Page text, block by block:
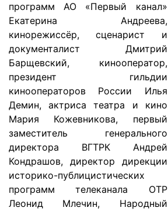
программ АО «Первый канал»
Екатерина Андреева,
кинорежиссёр, сценарист и
документалист Дмитрий
Барщевский, кинооператор,
президент гильдии
кинооператоров России Илья
Демин, актриса театра и кино
Мария Кожевникова, первый
заместитель генерального
директора ВГТРК Андрей
Кондрашов, директор дирекции
историко-публицистических
программ телеканала ОТР
Леонид Млечин, Народный